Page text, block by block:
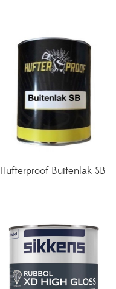
Hufterproof Buitenlak SB